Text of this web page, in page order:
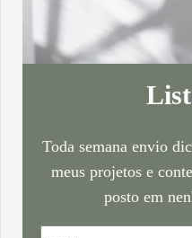
Toda semana envio
meus projetos e
posto em